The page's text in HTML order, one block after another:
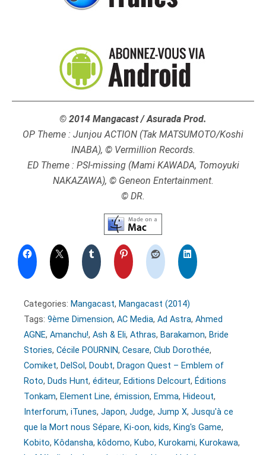
© 2014 Mangacast / Asurada Prod.
OP Theme : Junjou ACTION (Tak MATSUMOTO/Koshi
INABA), © Vermillion Records.
ED Theme : PSI-missing (Mami KAWADA, Tomoyuki
NAKAZAWA), © Geneon Entertainment.
© DR.
Categories: Mangacast, Mangacast (2014)
Tags: 9ème Dimension, AC Media, Ad Astra, Ahmed
AGNE, Amanchu!, Ash & Eli, Athras, Barakamon, Bride
Stories, Cécile POURNIN, Cesare, Club Dorothée,
Comiket, DelSol , Doubt, Dragon Quest – Emblem of
Roto, Duds Hunt, éditeur, Editions Delcourt, Éditions
Tonkam, Element Line, émission, Emma, Hideout,
Interforum, iTunes, Japon, Judge, Jump X, Jusqu'à ce
que la Mort nous Sépare, Ki-oon, kids, King's Game,
Kobito, Kôdansha, kôdomo, Kubo, Kurokami, Kurokawa,